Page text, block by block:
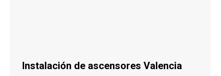
Instalación de ascensores Valencia